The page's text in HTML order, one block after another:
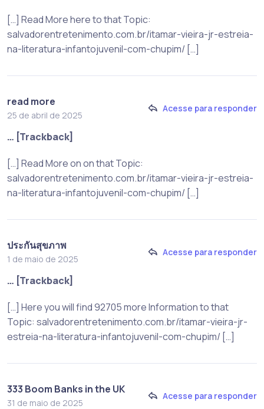
[…] Read More here to that Topic:
salvadorentretenimento.com.br/itamar-vieira-jr-estreia-
na-literatura-infantojuvenil-com-chupim/ […]
read more
25 de abril de 2025
Acesse para responder
… [Trackback]
[…] Read More on on that Topic:
salvadorentretenimento.com.br/itamar-vieira-jr-estreia-
na-literatura-infantojuvenil-com-chupim/ […]
ประกันสุขภาพ
1 de maio de 2025
Acesse para responder
… [Trackback]
[…] Here you will find 92705 more Information to that
Topic: salvadorentretenimento.com.br/itamar-vieira-jr-
estreia-na-literatura-infantojuvenil-com-chupim/ […]
333 Boom Banks in the UK
31 de maio de 2025
Acesse para responder